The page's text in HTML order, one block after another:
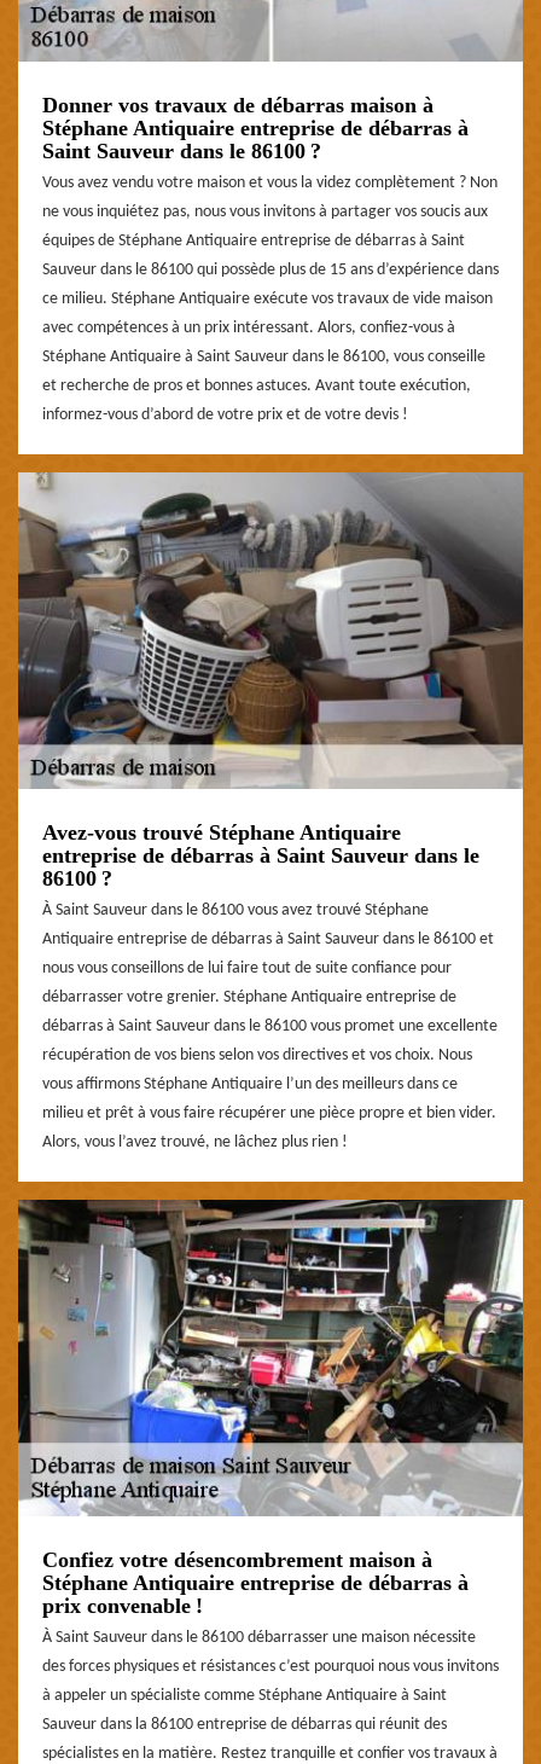
Donner vos travaux de débarras maison à
Stéphane Antiquaire entreprise de débarras à
Saint Sauveur dans le 86100 ?
Vous avez vendu votre maison et vous la videz complètement ? Non
ne vous inquiétez pas, nous vous invitons à partager vos soucis aux
équipes de Stéphane Antiquaire entreprise de débarras à Saint
Sauveur dans le 86100 qui possède plus de 15 ans d’expérience dans
ce milieu. Stéphane Antiquaire exécute vos travaux de vide maison
avec compétences à un prix intéressant. Alors, confiez-vous à
Stéphane Antiquaire à Saint Sauveur dans le 86100, vous conseille
et recherche de pros et bonnes astuces. Avant toute exécution,
informez-vous d’abord de votre prix et de votre devis !
Avez-vous trouvé Stéphane Antiquaire
entreprise de débarras à Saint Sauveur dans le
86100 ?
À Saint Sauveur dans le 86100 vous avez trouvé Stéphane
Antiquaire entreprise de débarras à Saint Sauveur dans le 86100 et
nous vous conseillons de lui faire tout de suite confiance pour
débarrasser votre grenier. Stéphane Antiquaire entreprise de
débarras à Saint Sauveur dans le 86100 vous promet une excellente
récupération de vos biens selon vos directives et vos choix. Nous
vous affirmons Stéphane Antiquaire l’un des meilleurs dans ce
milieu et prêt à vous faire récupérer une pièce propre et bien vider.
Alors, vous l’avez trouvé, ne lâchez plus rien !
Confiez votre désencombrement maison à
Stéphane Antiquaire entreprise de débarras à
prix convenable !
À Saint Sauveur dans le 86100 débarrasser une maison nécessite
des forces physiques et résistances c’est pourquoi nous vous invitons
à appeler un spécialiste comme Stéphane Antiquaire à Saint
Sauveur dans la 86100 entreprise de débarras qui réunit des
spécialistes en la matière. Restez tranquille et confier vos travaux à